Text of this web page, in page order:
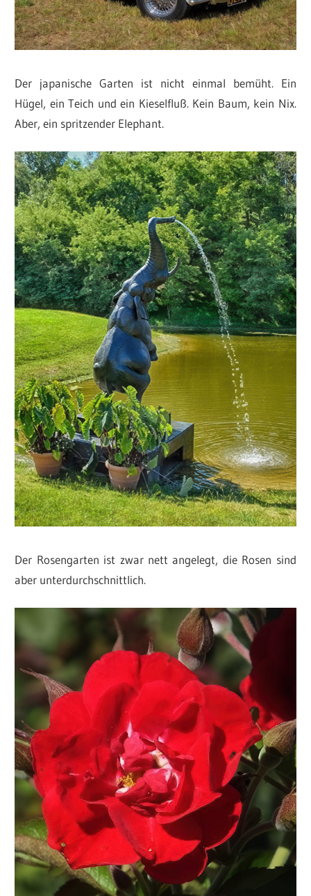
Der japanische Garten ist nicht einmal bemüht. Ein
Hügel, ein Teich und ein Kieselfluß. Kein Baum, kein Nix.
Aber, ein spritzender Elephant.
Der Rosengarten ist zwar nett angelegt, die Rosen sind
aber unterdurchschnittlich.